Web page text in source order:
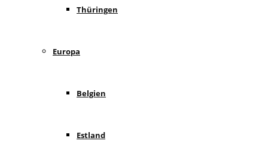
Thüringen
Europa
Belgien
Estland